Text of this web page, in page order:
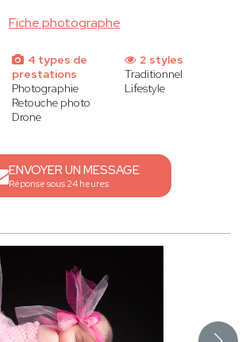
Fiche photographe
4 types de
prestations
Photographie
Retouche photo
Drone
2 styles
Traditionnel
Lifestyle
ENVOYER UN MESSAGE
Réponse sous 24 heures